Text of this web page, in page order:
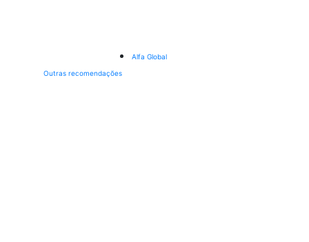
Alfa Global
Outras recomendações